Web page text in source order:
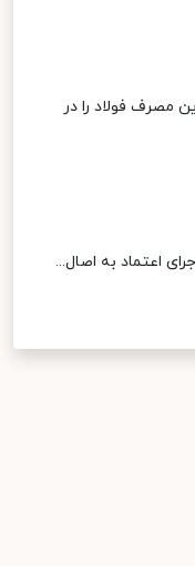
فولاد را در
اعتماد به اصال...